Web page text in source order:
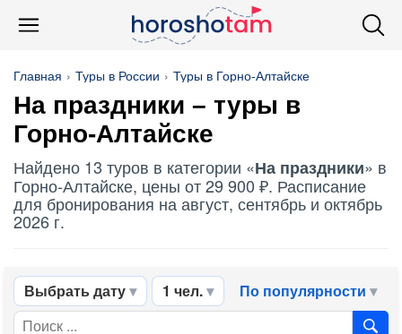
Главная Туры в России Туры в Горно-Алтайске
На праздники – туры в
Горно-Алтайске
Найдено 13 туров в категории «На праздники» в
Горно-Алтайске, цены от 29 900 ₽. Расписание
для бронирования на август, сентябрь и октябрь
2026 г.
Выбрать дату 1 чел. По популярности